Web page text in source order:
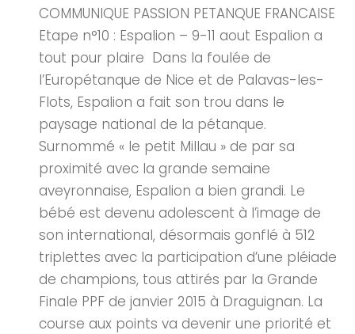
COMMUNIQUE PASSION PETANQUE FRANCAISE
Etape n°10 : Espalion – 9-11 aout Espalion a
tout pour plaire Dans la foulée de
l’Europétanque de Nice et de Palavas-les-
Flots, Espalion a fait son trou dans le
paysage national de la pétanque.
Surnommé « le petit Millau » de par sa
proximité avec la grande semaine
aveyronnaise, Espalion a bien grandi. Le
bébé est devenu adolescent à l’image de
son international, désormais gonflé à 512
triplettes avec la participation d’une pléiade
de champions, tous attirés par la Grande
Finale PPF de janvier 2015 à Draguignan. La
course aux points va devenir une priorité et